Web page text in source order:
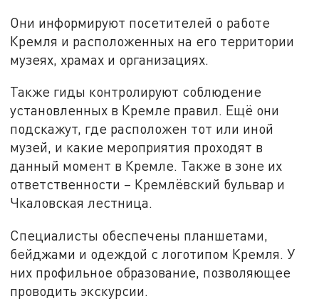
Они информируют посетителей о работе
Кремля и расположенных на его территории
музеях, храмах и организациях.
Также гиды контролируют соблюдение
установленных в Кремле правил. Ещё они
подскажут, где расположен тот или иной
музей, и какие мероприятия проходят в
данный момент в Кремле. Также в зоне их
ответственности – Кремлёвский бульвар и
Чкаловская лестница.
Специалисты обеспечены планшетами,
бейджами и одеждой с логотипом Кремля. У
них профильное образование, позволяющее
проводить экскурсии.